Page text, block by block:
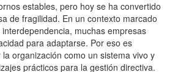
estables, pero hoy se ha convertido
de fragilidad. En un contexto marcado
muchas empresas
para adaptarse. Por eso es
organización como un sistema vivo y
prácticos para la gestión directiva.